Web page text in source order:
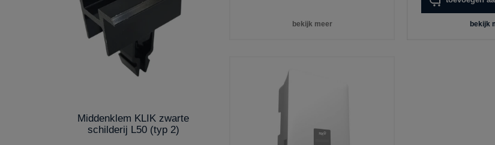
Middenklem KLIK zwarte
schilderij L50 (typ 2)
bekijk meer bekijk